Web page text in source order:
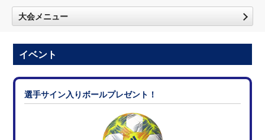
大会メニュー
イベント
選手サイン入りボールプレゼント！